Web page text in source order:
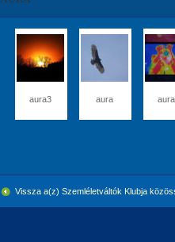
aura3 aura
Vissza a(z) Szemléletváltók Klubja